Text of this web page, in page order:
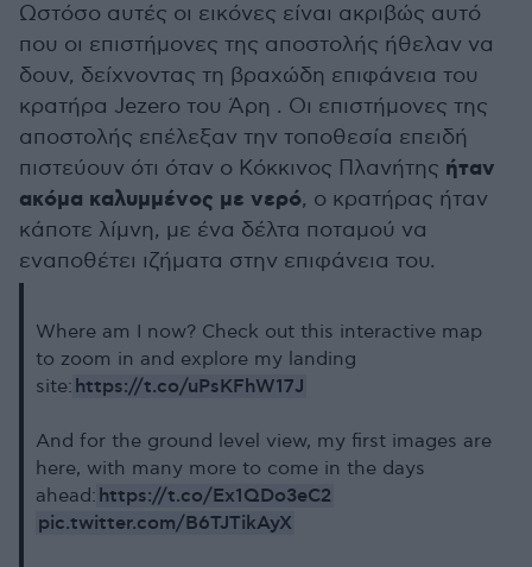
Ωστόσο αυτές οι εικόνες είναι ακριβώς αυτό
που οι επιστήμονες της αποστολής ήθελαν να
δουν, δείχνοντας τη βραχώδη επιφάνεια του
κρατήρα Jezero του Άρη . Οι επιστήμονες της
αποστολής επέλεξαν την τοποθεσία επειδή
πιστεύουν ότι όταν ο Κόκκινος Πλανήτης ήταν
ακόμα καλυμμένος με νερό, ο κρατήρας ήταν
κάποτε λίμνη, με ένα δέλτα ποταμού να
εναποθέτει ιζήματα στην επιφάνεια του.
Where am I now? Check out this interactive map
to zoom in and explore my landing
site: https://t.co/uPsKFhW17J
And for the ground level view, my first images are
here, with many more to come in the days
ahead: https://t.co/Ex1QDo3eC2
pic.twitter.com/B6TJTikAyX